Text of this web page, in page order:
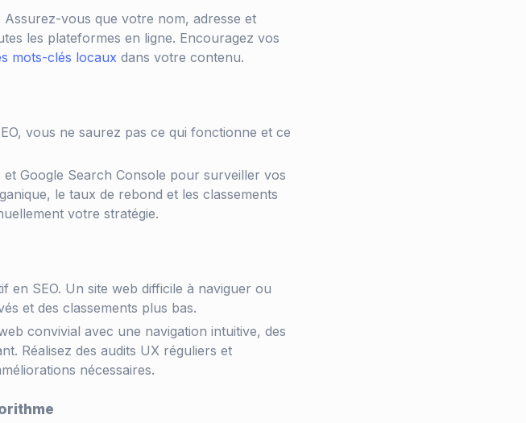
vous que votre nom, adresse et
les plateformes en ligne. Encouragez vos
mots-clés locaux dans votre contenu.
vous ne saurez pas ce qui fonctionne et ce
Google Search Console pour surveiller vos
le taux de rebond et les classements
votre stratégie.
en SEO. Un site web difficile à naviguer ou
et des classements plus bas.
convivial avec une navigation intuitive, des
Réalisez des audits UX réguliers et
nécessaires.